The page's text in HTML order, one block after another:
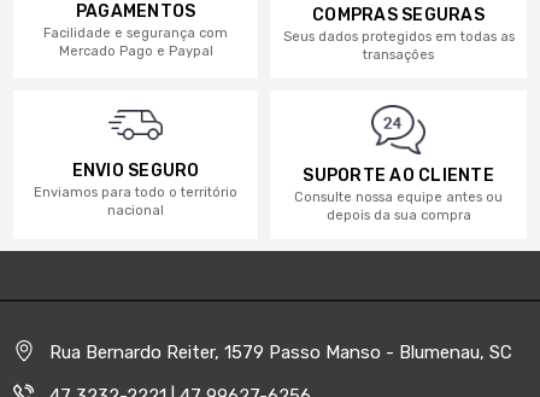
PAGAMENTOS
Facilidade e segurança com
Mercado Pago e Paypal
COMPRAS SEGURAS
Seus dados protegidos em todas as
transações
ENVIO SEGURO
Enviamos para todo o território
nacional
SUPORTE AO CLIENTE
Consulte nossa equipe antes ou
depois da sua compra
Rua Bernardo Reiter, 1579 Passo Manso - Blumenau, SC